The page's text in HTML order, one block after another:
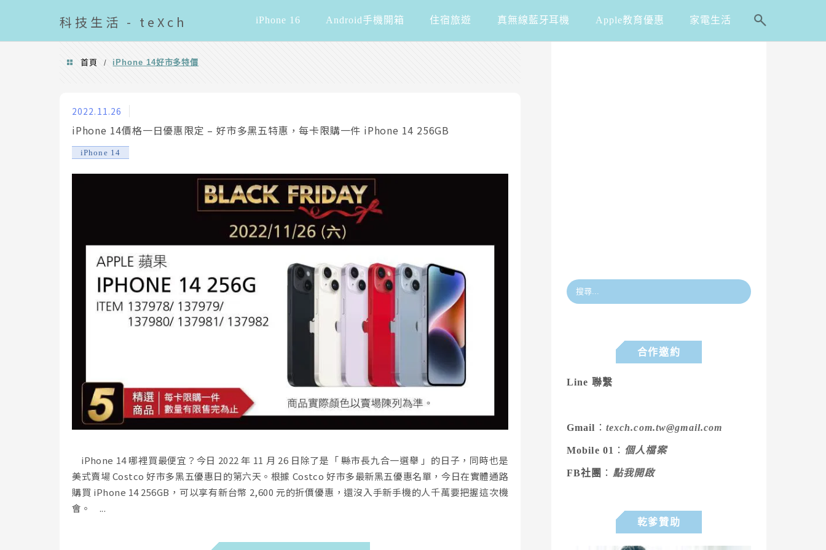
科技 生活 - teXch iPhone 16 Android手機開箱 住宿旅遊 真無線藍牙耳機 Apple教育優惠 家電生活
首頁 / iPhone 14好市多特價
2022.11.26
iPhone 14價格一日優惠限定 – 好市多黑五特惠，每卡限購一件 iPhone 14 256GB
iPhone 14
iPhone 14 哪裡買最便宜？今日 2022 年 11 月 26 日除了是「 縣市長九合一選舉 」的日子，同時也是
美式賣場 Costco 好市多黑五優惠日的第六天。根據 Costco 好市多最新黑五優惠名單，今日在實體通路
購買 iPhone 14 256GB，可以享有新台幣 2,600 元的折價優惠，還沒入手新手機的人千萬要把握這次機
會。 ...
合作邀約
Line 聯繫
Gmail ： texch.com.tw@gmail.com
Mobile 01 ： 個人檔案
FB社團 ： 點我開啟
乾爹贊助